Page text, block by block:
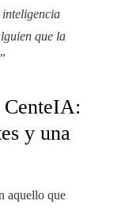
inteligencia
que la
y una
aquello que